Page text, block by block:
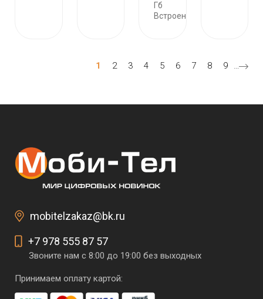
Гб
Встроенна...
Нумерация страниц
Текущая страница
1 Страница
2 Страница
3 Страница
4 Страница
5 Страница
6 Страница
7 Страница
8 Страница
9 …
mobitelzakaz@bk.ru
+7 978 555 87 57
Звоните нам с 8:00 до 19:00 без выходных
Принимаем оплату картой: